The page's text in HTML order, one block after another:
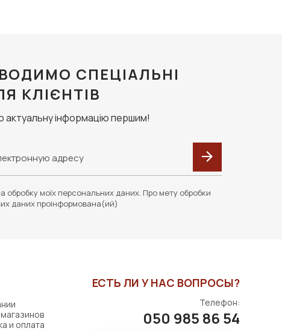
СПЕЦІАЛЬНІ
КЛІЄНТІВ
актуальну інформацію першим!
обробку моїх персональних даних. Про мету обробки
даних проінформована(ий)
и оплата
ЕСТЬ ЛИ У НАС ВОПРОСЫ?
Телефон:
050 985 86 54